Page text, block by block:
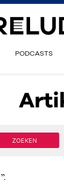
PODCASTS
ZOEKEN